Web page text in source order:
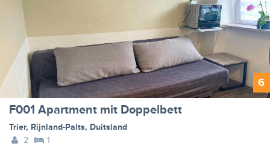
6
F001 Apartment mit Doppelbett
Trier, Rijnland-Palts, Duitsland
2
1